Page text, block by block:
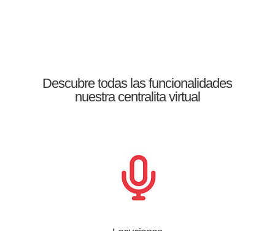
Descubre todas las funcionalidades
nuestracentralita virtual